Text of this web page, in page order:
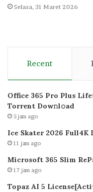
Selasa, 31 Maret 2026
Recent
Office 365 Pro Plus
Torrent Dow𝚗l𝚘аd
5 jam ago
Ice Skater 2026 Full4K
11 jam ago
Microsoft 365 Slim
17 jam ago
Topaz AI 5